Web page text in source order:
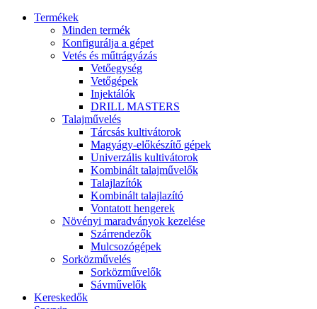
Termékek
Minden termék
Konfigurálja a gépet
Vetés és műtrágyázás
Vetőegység
Vetőgépek
Injektálók
DRILL MASTERS
Talajművelés
Tárcsás kultivátorok
Magyágy-előkészítő gépek
Univerzális kultivátorok
Kombinált talajművelők
Talajlazítók
Kombinált talajlazító
Vontatott hengerek
Növényi maradványok kezelése
Szárrendezők
Mulcsozógépek
Sorközművelés
Sorközművelők
Sávművelők
Kereskedők